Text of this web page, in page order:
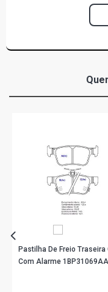
Pastilha De Freio Traseira
Com Alarme 1BP31069AA